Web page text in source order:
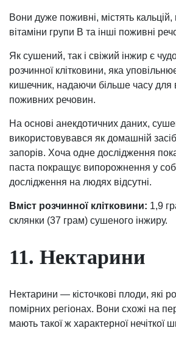
Вони дуже поживні, містять кальцій,
вітаміни групи В та інші поживні
Як сушений, так і свіжий інжир є
розчинної клітковини, яка
кишечник, надаючи більше часу для
поживних речовин.
На основі анекдотичних даних,
використовувався як домашній
запорів. Хоча одне дослідження
паста покращує випорожнення у
дослідження на людях відсутні.
Вміст розчинної клітковини: 1,9
склянки (37 грам) сушеного інжиру.
11. Нектарини
Нектарини — кісточкові плоди, які
помірних регіонах. Вони схожі на
мають такої ж характерної нечіткої